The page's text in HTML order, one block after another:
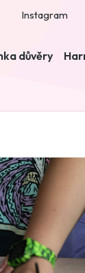
Instagram
důvěry